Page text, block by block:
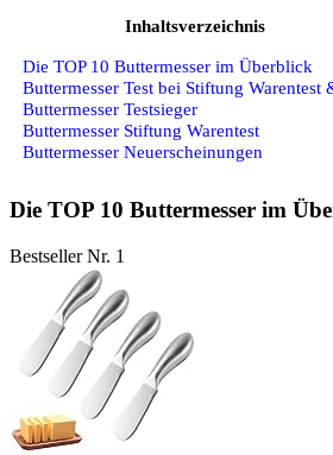
Inhaltsverzeichnis
Die TOP 10 Buttermesser im Überblick
Buttermesser Test bei Stiftung Warentest
Buttermesser Testsieger
Buttermesser Stiftung Warentest
Buttermesser Neuerscheinungen
Die TOP 10 Buttermesser im
Bestseller Nr. 1